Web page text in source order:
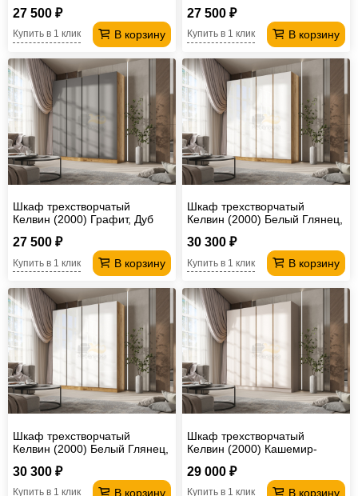
27 500 ₽
В корзину
Купить в 1 клик
27 500 ₽
В корзину
Купить в 1 клик
Шкаф трехстворчатый
Келвин (2000) Графит, Дуб
27 500 ₽
В корзину
Купить в 1 клик
Шкаф трехстворчатый
Келвин (2000) Белый Глянец,
30 300 ₽
В корзину
Купить в 1 клик
Шкаф трехстворчатый
Келвин (2000) Белый Глянец,
30 300 ₽
В корзину
Купить в 1 клик
Шкаф трехстворчатый
Келвин (2000) Кашемир-
29 000 ₽
В корзину
Купить в 1 клик